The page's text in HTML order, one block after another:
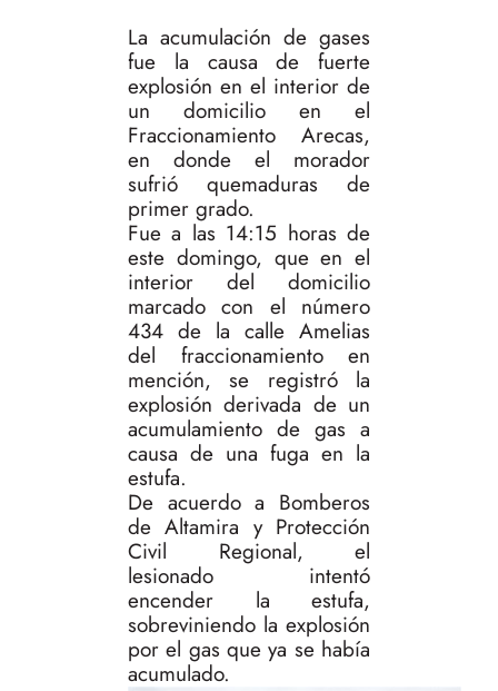
La acumulación de gases
fue la causa de fuerte
explosión en el interior de
un domicilio en el
Fraccionamiento Arecas,
en donde el morador
sufrió quemaduras de
primer grado.
Fue a las 14:15 horas de
este domingo, que en el
interior del domicilio
marcado con el número
434 de la calle Amelias
del fraccionamiento en
mención, se registró la
explosión derivada de un
acumulamiento de gas a
causa de una fuga en la
estufa.
De acuerdo a Bomberos
de Altamira y Protección
Civil Regional, el
lesionado intentó
encender la estufa,
sobreviniendo la explosión
por el gas que ya se había
acumulado.